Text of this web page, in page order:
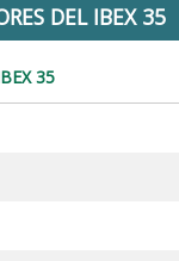
DEL IBEX 35
35